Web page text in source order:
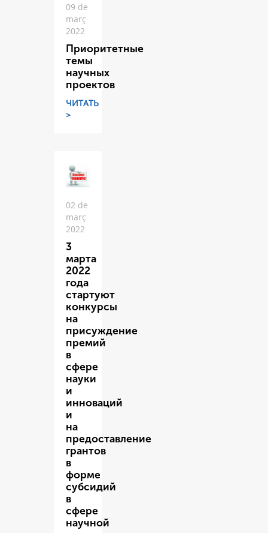
09 de
març
2022
Приоритетные
темы
научных
проектов
ЧИТАТЬ
>
02 de
març
2022
3
марта
2022
года
стартуют
конкурсы
на
присуждение
премий
в
сфере
науки
и
инноваций
и
на
предоставление
грантов
в
форме
субсидий
в
сфере
научной